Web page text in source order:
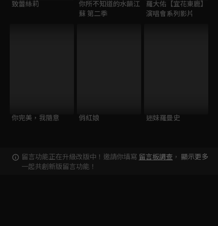
致蕾絲莉
你所不知道的水韻江
蘇 第二季
羅大佑【宜花東鹿】
演唱會系列影片
你完美，我隨意 俏紅娘 迷妹羅曼史
留言功能正在升級改版中！邀請你填寫 留言板調查 ，
一起共創新版留言功能！
顯示更多